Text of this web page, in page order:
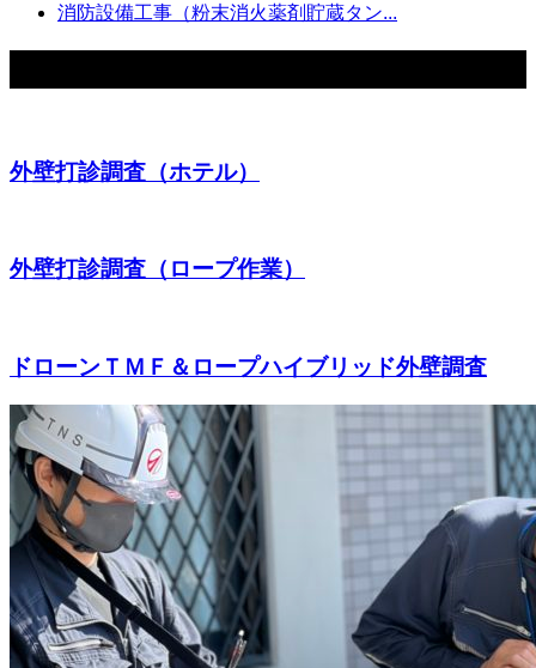
消防設備工事（粉末消火薬剤貯蔵タン...
外壁打診調査（ホテル）
外壁打診調査（ロープ作業）
ドローンＴＭＦ＆ロープハイブリッド外壁調査